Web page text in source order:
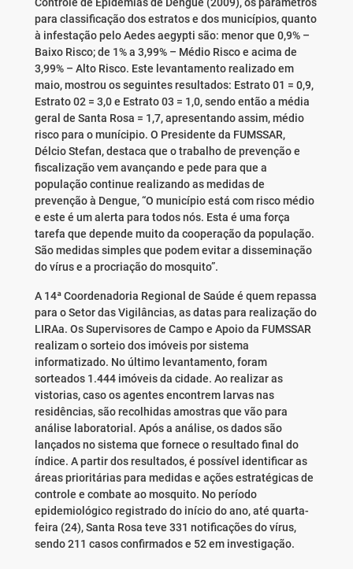
para classificação dos estratos e dos municípios, quanto
à infestação pelo Aedes aegypti são: menor que 0,9% –
Baixo Risco; de 1% a 3,99% – Médio Risco e acima de
3,99% – Alto Risco. Este levantamento realizado em
maio, mostrou os seguintes resultados: Estrato 01 = 0,9,
Estrato 02 = 3,0 e Estrato 03 = 1,0, sendo então a média
geral de Santa Rosa = 1,7, apresentando assim, médio
risco para o munícipio. O Presidente da FUMSSAR,
Délcio Stefan, destaca que o trabalho de prevenção e
fiscalização vem avançando e pede para que a
população continue realizando as medidas de
prevenção à Dengue, “O município está com risco médio
e este é um alerta para todos nós. Esta é uma força
tarefa que depende muito da cooperação da população.
São medidas simples que podem evitar a disseminação
do vírus e a procriação do mosquito”.
A 14ª Coordenadoria Regional de Saúde é quem repassa
para o Setor das Vigilâncias, as datas para realização do
LIRAa. Os Supervisores de Campo e Apoio da FUMSSAR
realizam o sorteio dos imóveis por sistema
informatizado. No último levantamento, foram
sorteados 1.444 imóveis da cidade. Ao realizar as
vistorias, caso os agentes encontrem larvas nas
residências, são recolhidas amostras que vão para
análise laboratorial. Após a análise, os dados são
lançados no sistema que fornece o resultado final do
índice. A partir dos resultados, é possível identificar as
áreas prioritárias para medidas e ações estratégicas de
controle e combate ao mosquito. No período
epidemiológico registrado do início do ano, até quarta-
feira (24), Santa Rosa teve 331 notificações do vírus,
sendo 211 casos confirmados e 52 em investigação.